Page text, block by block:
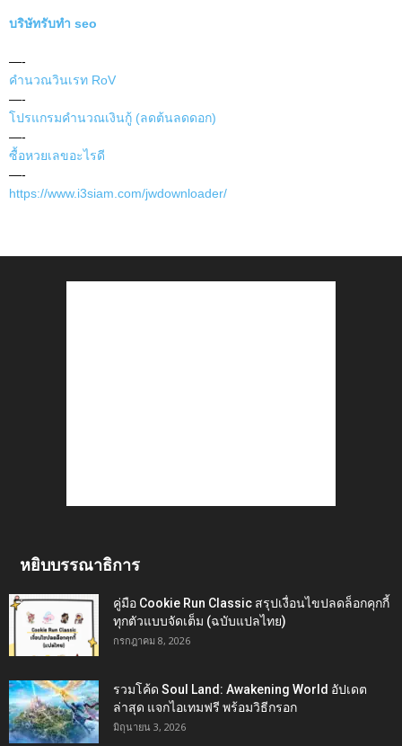
บริษัทรับทำ seo
—-
คำนวณวินเรท RoV
—-
โปรแกรมคำนวณเงินกู้ (ลดต้นลดดอก)
—-
ซื้อหวยเลขอะไรดี
—-
https://www.i3siam.com/jwdownloader/
หยิบบรรณาธิการ
คู่มือ Cookie Run Classic สรุปเงื่อนไขปลดล็อกคุกกี้
ทุกตัวแบบจัดเต็ม (ฉบับแปลไทย)
กรกฎาคม 8, 2026
รวมโค้ด Soul Land: Awakening World อัปเดต
ล่าสุด แจกไอเทมฟรี พร้อมวิธีกรอก
มิถุนายน 3, 2026